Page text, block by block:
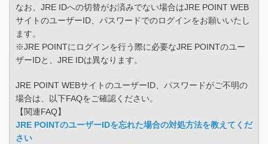
なお、JRE IDへの切替がお済みでない場合はJRE POINT WEB
サイトのユーザーID、パスワードでのログインをお願いいたし
ます。
※JRE POINTにログインを行う際に必要なJRE POINTのユー
ザーIDと、JRE IDは異なります。
JRE POINT WEBサイトのユーザーID、パスワードがご不明の
場合は、以下FAQをご確認ください。
【関連FAQ】
JRE POINTのユーザーIDを忘れた場合の対処方法を教えてくだ
さい